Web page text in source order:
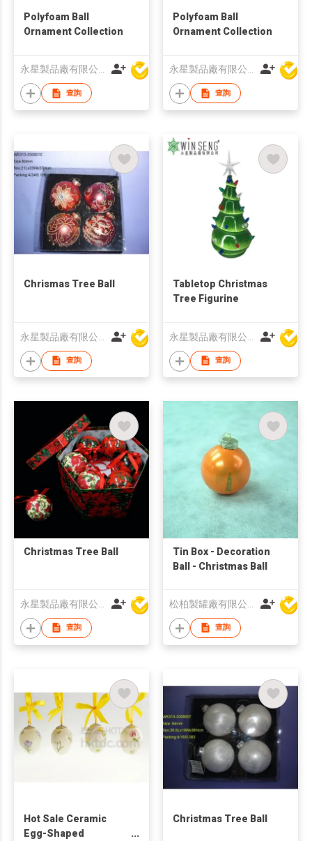
Polyfoam Ball
Ornament Collection
永星製品廠有限公司
查詢
Polyfoam Ball
Ornament Collection
永星製品廠有限公司
查詢
Chrismas Tree Ball
查詢
Tabletop Christmas
Tree Figurine
查詢
Christmas Tree Ball
查詢
Tin Box - Decoration
Ball - Christmas Ball
查詢
Hot Sale Ceramic
Egg-Shaped
Christmas Tree Ball